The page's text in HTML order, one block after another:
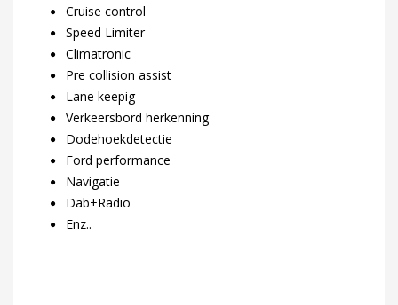
Cruise control
Speed Limiter
Climatronic
Pre collision assist
Lane keepig
Verkeersbord herkenning
Dodehoekdetectie
Ford performance
Navigatie
Dab+Radio
Enz..